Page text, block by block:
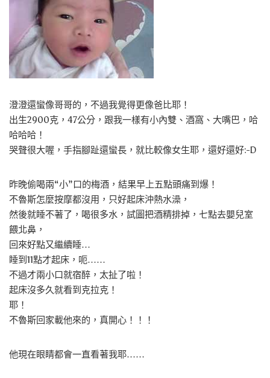
澄澄還蠻像哥哥的，不過我覺得更像爸比耶！
出生2900克，47公分，跟我一樣有小內雙、酒窩、大嘴巴，哈
哈哈哈！
哭聲很大喔，手指腳趾還蠻長，就比較像女生耶，還好還好:-D
昨晚偷喝兩“小”口的梅酒，結果早上五點頭痛到爆！
不魯斯怎麼按摩都沒用，只好起床沖熱水澡，
然後就睡不著了，喝很多水，試圖把酒精排掉，七點去嬰兒室
餵北鼻，
回來好點又繼續睡…
睡到11點才起床，呃……
不過才兩小口就宿醉，太扯了啦！
起床沒多久就看到克拉克！
耶！
不魯斯回家載他來的，真開心！！！
他現在眼睛都會一直看著我耶……